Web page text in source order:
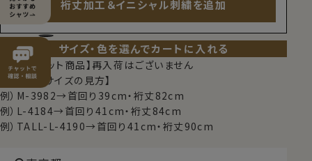
裄丈加工＆イニシャル刺繍を追加
サイズ・色を選んでカートに入れる
【限定スポット商品】再入荷はございません
【シャツのサイズの見方】
例）M-3982→首回り39cm・裄丈82cm
例）L-4184→首回り41cm・裄丈84cm
例）TALL-L-4190→首回り41cm・裄丈90cm